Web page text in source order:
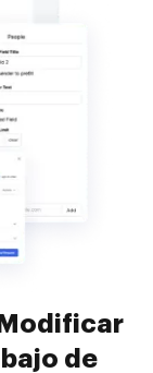
de